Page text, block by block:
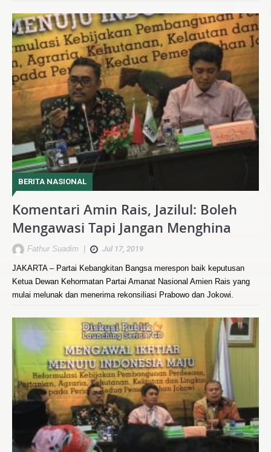
BERITA NASIONAL
Komentari Amin Rais, Jazilul: Boleh
Mengawasi Tapi Jangan Menghina
Fathur Suadim Jul 17, 2019
JAKARTA – Partai Kebangkitan Bangsa merespon baik keputusan
Ketua Dewan Kehormatan Partai Amanat Nasional Amien Rais yang
mulai melunak dan menerima rekonsiliasi Prabowo dan Jokowi.